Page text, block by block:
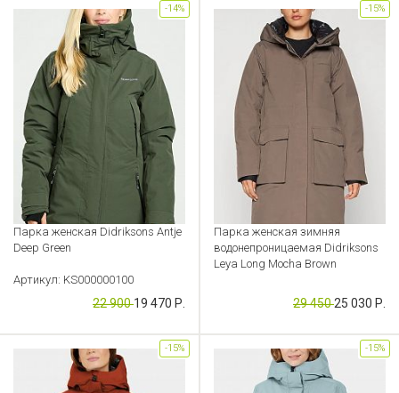
Парка женская Didriksons Antje
Deep Green
Артикул: KS000000100
22 90019 470 Р.
-14%
Парка женская зимняя
водонепроницаемая Didriksons
Leya Long Mocha Brown
Артикул: KS000000082
29 45025 030 Р.
-15%
-15% -15%